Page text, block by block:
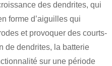
des dendrites, qui
forme d’aiguilles qui
et provoquer des courts-
de dendrites, la batterie
sur une période